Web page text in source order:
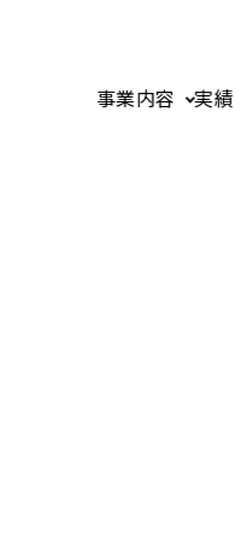
事業内容 実績